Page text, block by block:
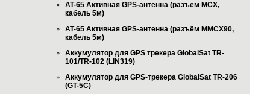
AT-65 Активная GPS-антенна (разъём MCX,
кабель 5м)
AT-65 Активная GPS-антенна (разъём MMCX90,
кабель 5м)
Аккумулятор для GPS трекера GlobalSat TR-
101/TR-102 (LIN319)
Аккумулятор для GPS-трекера GlobalSat TR-206
(GT-5C)